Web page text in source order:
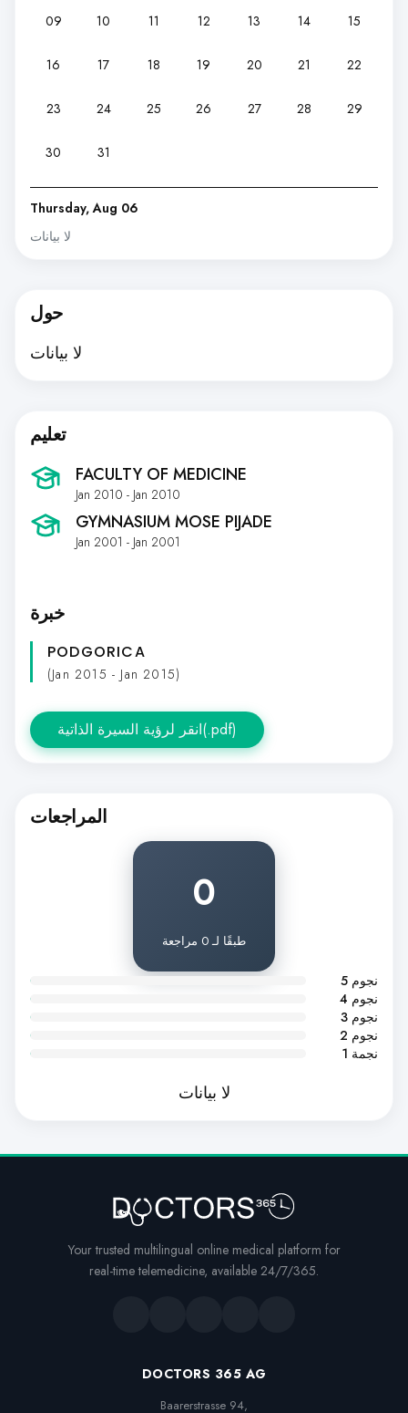
09 10 11 12 13 14 15
16 17 18 19 20 21 22
23 24 25 26 27 28 29
30 31
Thursday, Aug 06
لا بيانات
حول
لا بيانات
تعليم
FACULTY OF MEDICINE
Jan 2010 - Jan 2010
GYMNASIUM MOSE PIJADE
Jan 2001 - Jan 2001
خبرة
PODGORICA
(Jan 2015 - Jan 2015)
انقر لرؤية السيرة الذاتية(.pdf)
المراجعات
0
طبقًا لـ 0 مراجعة
5 نجوم
4 نجوم
3 نجوم
2 نجوم
1 نجمة
لا بيانات
Your trusted multilingual online medical platform for
real-time telemedicine, available 24/7/365.
DOCTORS 365 AG
Baarerstrasse 94,